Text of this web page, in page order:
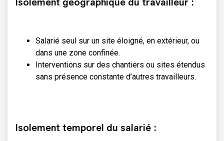
Salarié seul sur un site éloigné, en extérieur, ou
dans une zone confinée.
Interventions sur des chantiers ou sites étendus
sans présence constante d’autres travailleurs.
Isolement temporel du salarié :